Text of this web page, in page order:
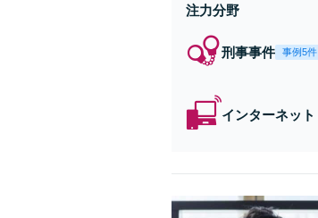
注力分野
刑事事件 事例5件
インターネット